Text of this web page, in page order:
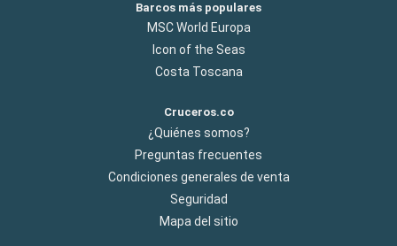
Barcos más populares
MSC World Europa
Icon of the Seas
Costa Toscana
Cruceros.co
¿Quiénes somos?
Preguntas frecuentes
Condiciones generales de venta
Seguridad
Mapa del sitio